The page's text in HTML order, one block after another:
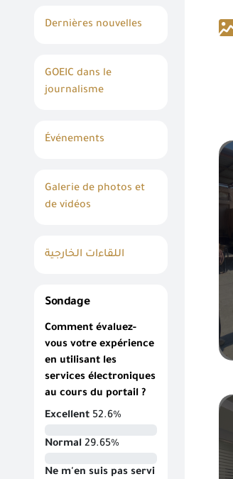
Dernières nouvelles
GOEIC dans le
journalisme
Événements
Galerie de photos et
de vidéos
اللقاءات الخارجية
Sondage
Comment évaluez-
vous votre expérience
en utilisant les
services électroniques
au cours du portail ?
Excellent 52.6%
Normal 29.65%
Ne m'en suis pas servi